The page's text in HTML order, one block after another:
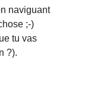
naviguant
;-)
tu vas
?).